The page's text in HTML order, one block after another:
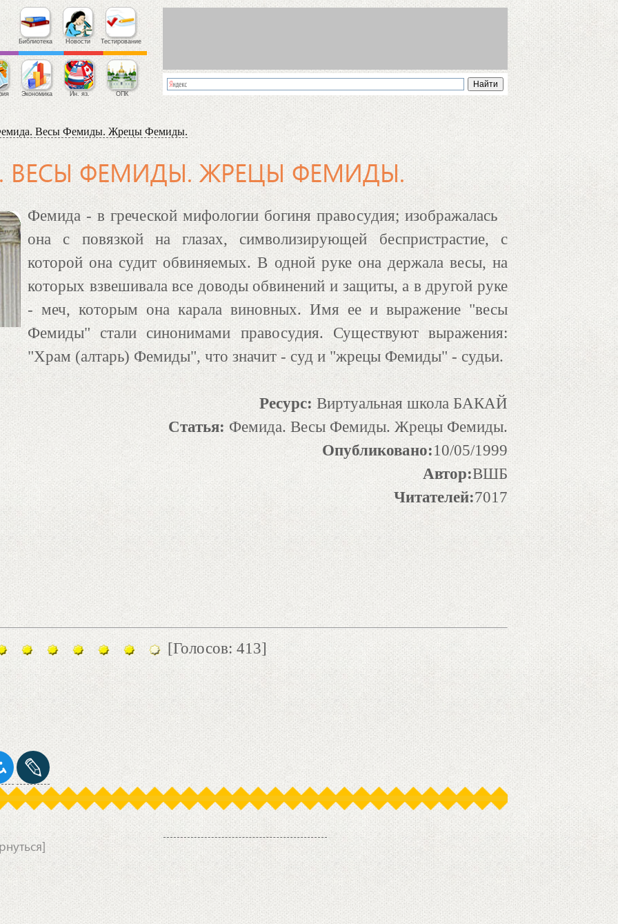
Библиотека Новости Тестирование
Экономика Ин. яз. ОПК
Весы Фемиды. Жрецы Фемиды.
ВЕСЫ ФЕМИДЫ. ЖРЕЦЫ ФЕМИДЫ.
Фемида - в греческой мифологии богиня правосудия; изображалась
она с повязкой на глазах, символизирующей беспристрастие, с
которой она судит обвиняемых. В одной руке она держала весы, на
которых взвешивала все доводы обвинений и защиты, а в другой руке
- меч, которым она карала виновных. Имя ее и выражение "весы
Фемиды" стали синонимами правосудия. Существуют выражения:
"Храм (алтарь) Фемиды", что значит - суд и "жрецы Фемиды" - судьи.
Ресурс: Виртуальная школа БАКАЙ
Статья: Фемида. Весы Фемиды. Жрецы Фемиды.
Опубликовано:10/05/1999
Автор:ВШБ
Читателей:7017
[Голосов: 413]